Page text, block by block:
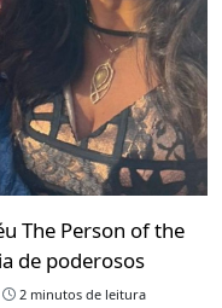
The Person of the
de poderosos
2 minutos de leitura